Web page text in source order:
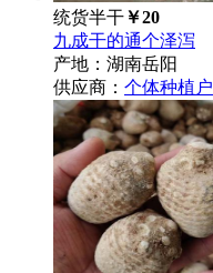
统货半干￥20
九成干的通个泽泻
产地：湖南岳阳
供应商： 个体种植户